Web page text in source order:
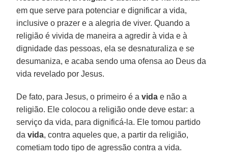
em que serve para potenciar e dignificar a vida,
inclusive o prazer e a alegria de viver. Quando a
religião é vivida de maneira a agredir à vida e à
dignidade das pessoas, ela se desnaturaliza e se
desumaniza, e acaba sendo uma ofensa ao Deus da
vida revelado por Jesus.
De fato, para Jesus, o primeiro é a vida e não a
religião. Ele colocou a religião onde deve estar: a
serviço da vida, para dignificá-la. Ele tomou partido
davida, contra aqueles que, a partir da religião,
cometiam todo tipo de agressão contra a vida.